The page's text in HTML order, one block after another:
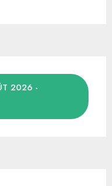
2026 -